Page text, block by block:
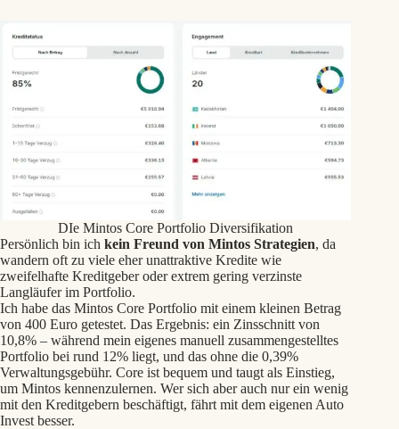
DIe Mintos Core Portfolio Diversifikation
Persönlich bin ich kein Freund von Mintos Strategien, da
wandern oft zu viele eher unattraktive Kredite wie
zweifelhafte Kreditgeber oder extrem gering verzinste
Langläufer im Portfolio.
Ich habe das Mintos Core Portfolio mit einem kleinen Betrag
von 400 Euro getestet. Das Ergebnis: ein Zinsschnitt von
10,8% – während mein eigenes manuell zusammengestelltes
Portfolio bei rund 12% liegt, und das ohne die 0,39%
Verwaltungsgebühr. Core ist bequem und taugt als Einstieg,
um Mintos kennenzulernen. Wer sich aber auch nur ein wenig
mit den Kreditgebern beschäftigt, fährt mit dem eigenen Auto
Invest besser.